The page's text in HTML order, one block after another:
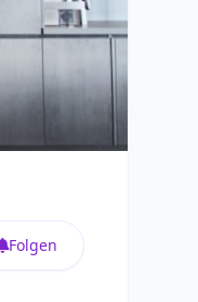
Folgen